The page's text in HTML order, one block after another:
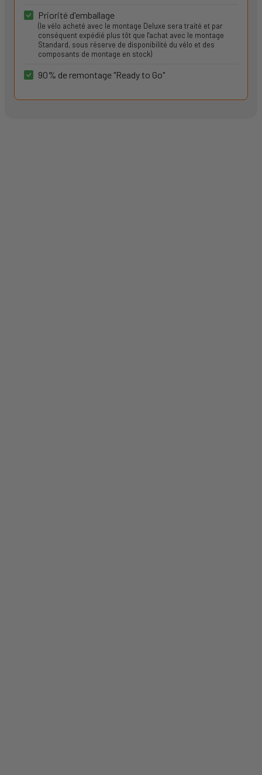
Priorité d'emballage
(le vélo acheté avec le montage Deluxe sera traité et par
conséquent expédié plus tôt que l'achat avec le montage
Standard, sous réserve de disponibilité du vélo et des
composants de montage en stock)
90% de remontage "Ready to Go"